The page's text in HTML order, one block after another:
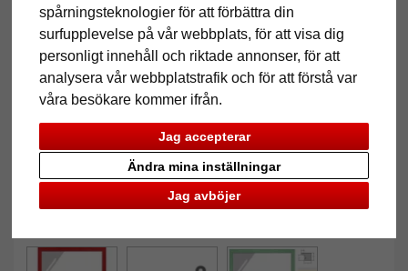
spårningsteknologier för att förbättra din
surfupplevelse på vår webbplats, för att visa dig
personligt innehåll och riktade annonser, för att
analysera vår webbplatstrafik och för att förstå var
våra besökare kommer ifrån.
Jag accepterar
Jag avböjer
Ändra mina inställningar
Tillbaka